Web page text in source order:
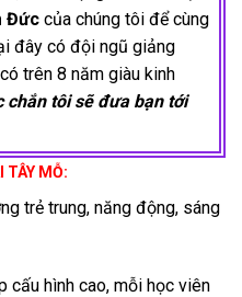
Đức của chúng tôi để cùng
đây có đội ngũ giảng
trên 8 năm giàu kinh
chắn tôi sẽ đưa bạn tới
TÂY MỖ:
trẻ trung, năng động, sáng
cấu hình cao, mỗi học viên